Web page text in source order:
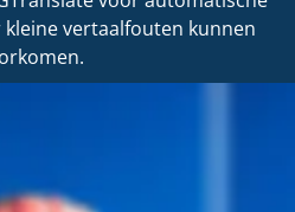
vertaalfouten kunnen